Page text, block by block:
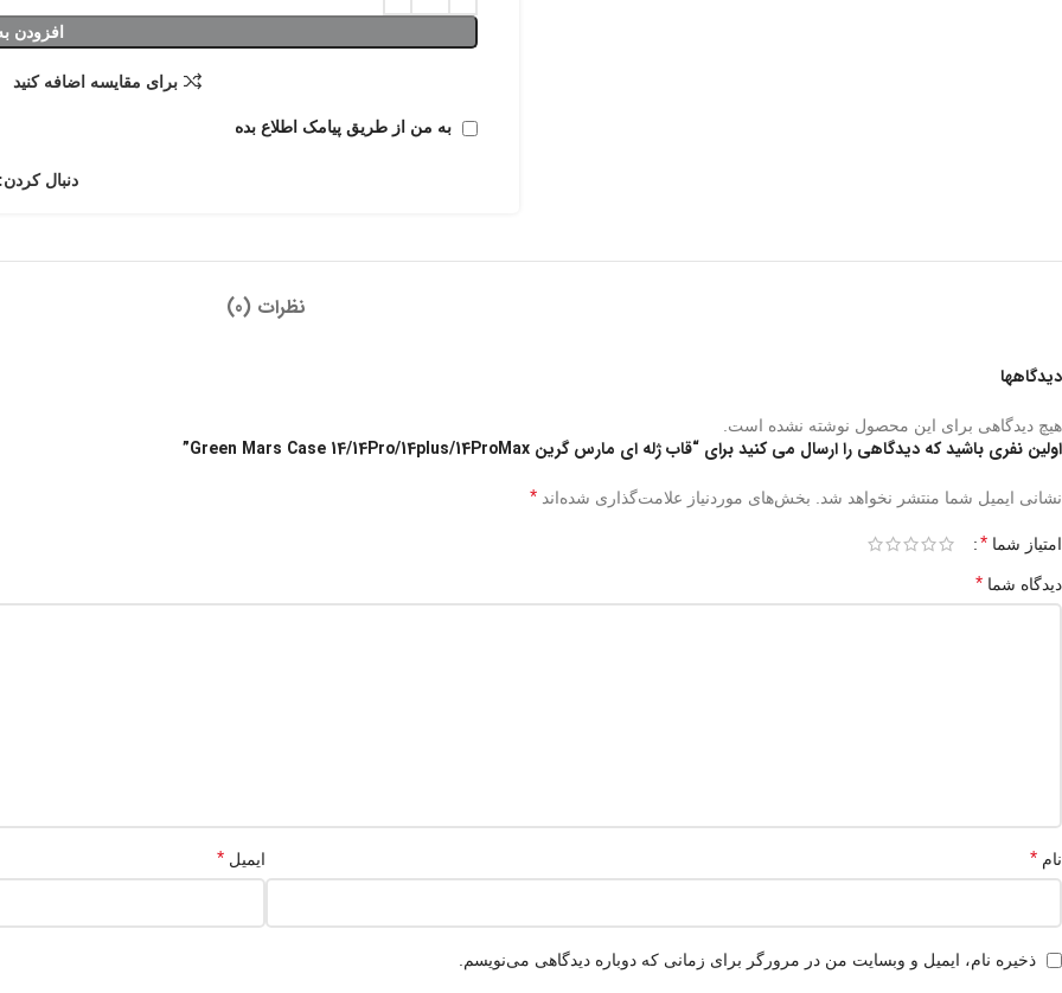
افزودن
برای مقایسه اضافه کنید
به من از طریق پیامک اطلاع بده
دنبال کردن:
نظرات (0)
دیدگاهها
هیچ دیدگاهی برای این محصول نوشته نشده است.
اولین نفری باشید که دیدگاهی را ارسال می کنید برای “قاب ژله ای مارس گرین Green Mars Case 14/14Pro/14plus/14ProMax”
نشانی ایمیل شما منتشر نخواهد شد. بخش‌های موردنیاز علامت‌گذاری شده‌اند *
امتیاز شما *
دیدگاه شما *
نام * ایمیل *
ذخیره نام، ایمیل و وبسایت من در مرورگر برای زمانی که دوباره دیدگاهی می‌نویسم.